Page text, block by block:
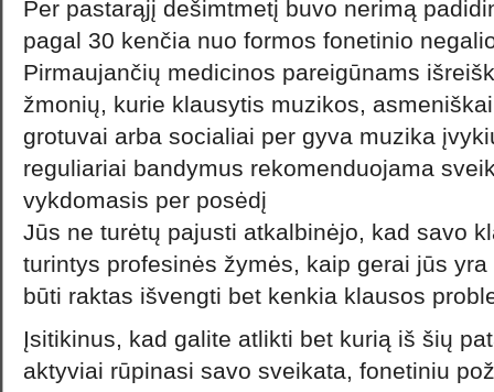
Per pastarąjį dešimtmetį buvo nerimą
pagal 30 kenčia nuo formos fonetinio
Pirmaujančių medicinos pareigūnams
žmonių, kurie klausytis muzikos,
grotuvai arba socialiai per gyva muzika
reguliariai bandymus rekomenduojama
vykdomasis per posėdį
Jūs ne turėtų pajusti atkalbinėjo, kad savo
turintys profesinės žymės, kaip gerai jūs
būti raktas išvengti bet kenkia klausos
Įsitikinus, kad galite atlikti bet kurią iš šių
aktyviai rūpinasi savo sveikata, fonetiniu